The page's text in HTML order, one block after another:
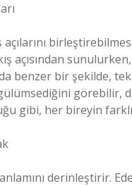
açısından
benzer bir şekilde,
görebilir,
gibi, her bireyin
derinleştirir.